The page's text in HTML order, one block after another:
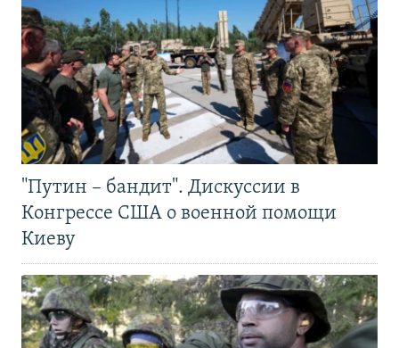
"Путин – бандит". Дискуссии в
Конгрессе США о военной помощи
Киеву